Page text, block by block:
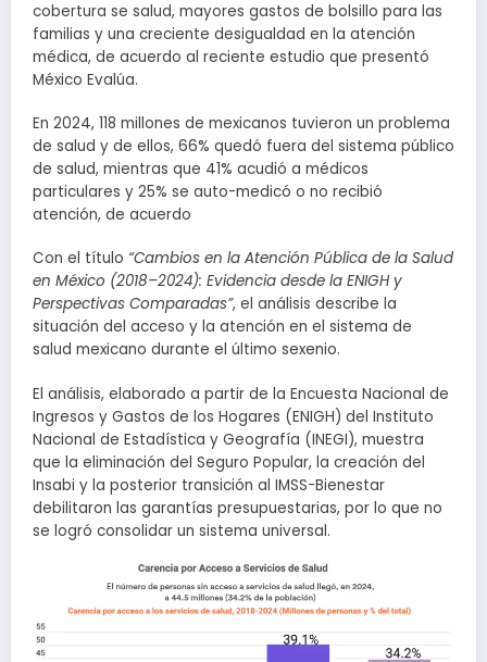
cobertura se salud, mayores gastos de bolsillo para las
familias y una creciente desigualdad en la atención
médica, de acuerdo al reciente estudio que presentó
México Evalúa.
En 2024, 118 millones de mexicanos tuvieron un problema
de salud y de ellos, 66% quedó fuera del sistema público
de salud, mientras que 41% acudió a médicos
particulares y 25% se auto-medicó o no recibió
atención, de acuerdo
Con el título “Cambios en la Atención Pública de la Salud
en México (2018–2024): Evidencia desde la ENIGH y
Perspectivas Comparadas”, el análisis describe la
situación del acceso y la atención en el sistema de
salud mexicano durante el último sexenio.
El análisis, elaborado a partir de la Encuesta Nacional de
Ingresos y Gastos de los Hogares (ENIGH) del Instituto
Nacional de Estadística y Geografía (INEGI), muestra
que la eliminación del Seguro Popular, la creación del
Insabi y la posterior transición al IMSS-Bienestar
debilitaron las garantías presupuestarias, por lo que no
se logró consolidar un sistema universal.